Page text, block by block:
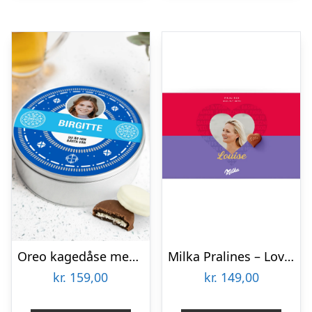
Oreo kagedåse med navn – rund
kr. 159,00
Milka Pralines – Love – Hjerter – 220 gram
kr. 149,00